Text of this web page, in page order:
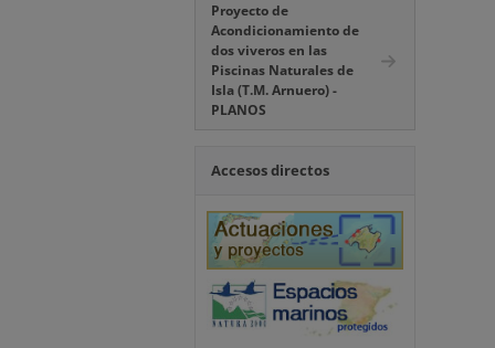
Proyecto de
Acondicionamiento de
dos viveros en las
Piscinas Naturales de
Isla (T.M. Arnuero) -
PLANOS
Accesos directos